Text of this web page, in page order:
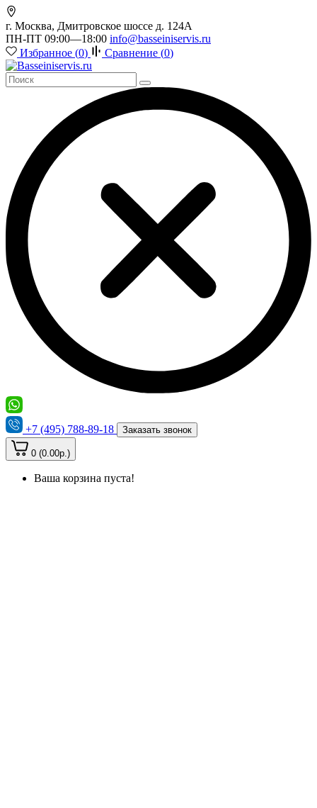
г. Москва, Дмитровское шоссе д. 124А
ПН-ПТ 09:00—18:00 info@basseiniservis.ru
Избранное (0) Сравнение (0)
+7 (495) 788-89-18 Заказать звонок
0 (0.00р.)
Ваша корзина пуста!